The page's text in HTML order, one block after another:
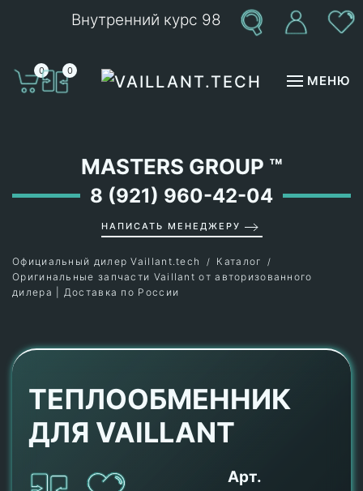
Внутренний курс 98
0 0
МЕНЮ
MASTERS GROUP ™
8 (921) 960-42-04
НАПИСАТЬ МЕНЕДЖЕРУ
Официальный дилер Vaillant.tech
Каталог
Оригинальные запчасти Vaillant от авторизованного
дилера | Доставка по России
ТЕПЛООБМЕННИК
ДЛЯ VAILLANT
Арт.